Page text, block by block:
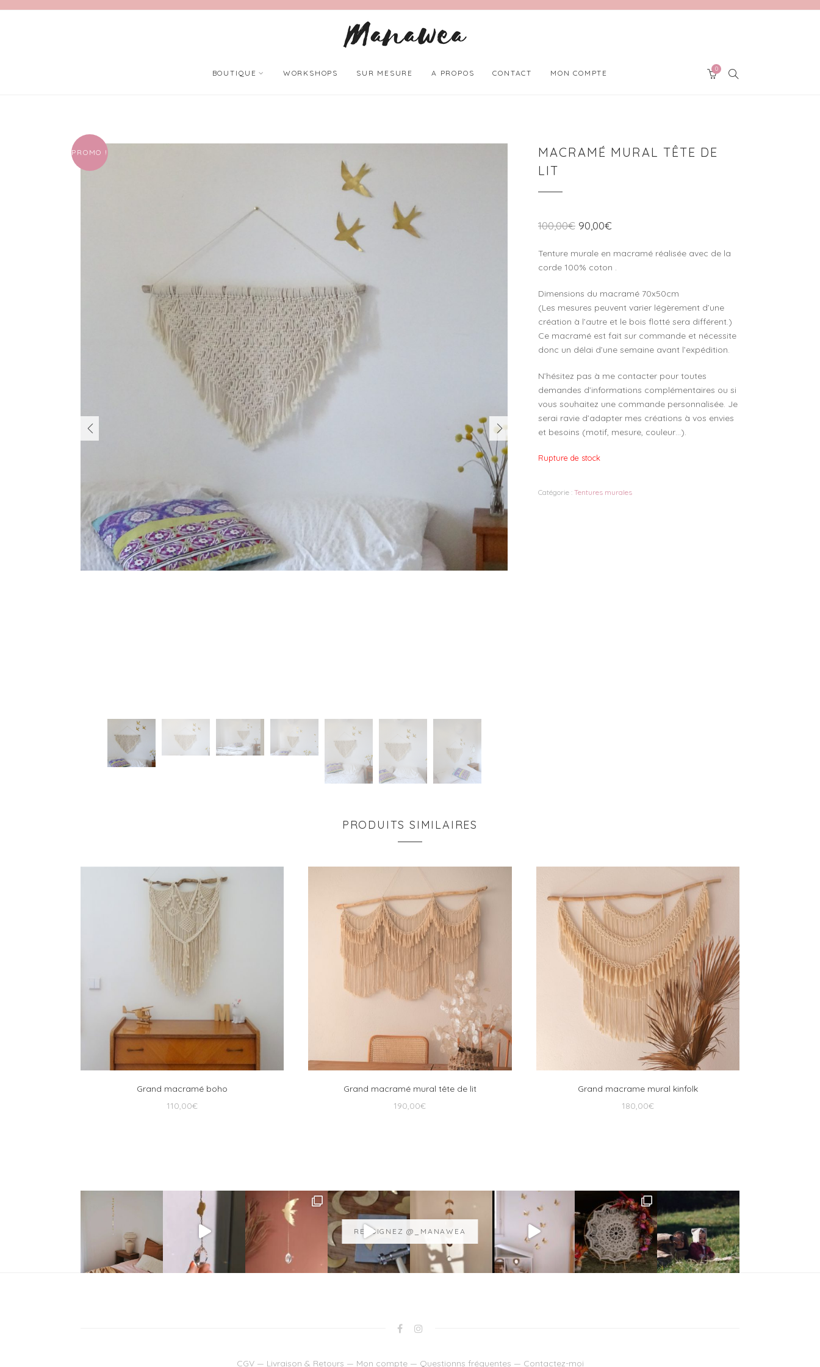
BOUTIQUE WORKSHOPS SUR MESURE A PROPOS CONTACT MON COMPTE
SEARCH
0
PROMO !
NEXT
MACRAMÉ MURAL TÊTE DE
LIT
100,00€ 90,00€
Tenture murale en macramé réalisée avec de la
corde 100% coton .
Dimensions du macramé 70x50cm
(Les mesures peuvent varier légèrement d’une
création à l’autre et le bois flotté sera différent.)
Ce macramé est fait sur commande et nécessite
donc un délai d’une semaine avant l’expédition.
N’hésitez pas à me contacter pour toutes
demandes d’informations complémentaires ou si
vous souhaitez une commande personnalisée. Je
serai ravie d’adapter mes créations à vos envies
et besoins (motif, mesure, couleur…).
Rupture de stock
Catégorie : Tentures murales
PRODUITS SIMILAIRES
Grand macramé boho
110,00€
Grand macramé mural tête de lit
190,00€
Grand macrame mural kinfolk
180,00€
REJOIGNEZ @_MANAWEA
CGV — Livraison & Retours — Mon compte — Questionns fréquentes — Contactez-moi